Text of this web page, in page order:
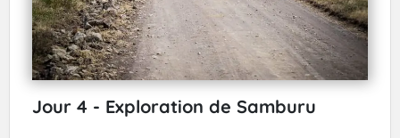
Jour 4 - Exploration de Samburu